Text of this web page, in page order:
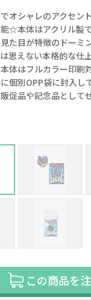
オシャレのアクセン
☆本体はアクリル製
た目が特徴のドーミ
思えない本格的な仕
体はフルカラー印刷
個別OPP袋に封入し
促品や記念品として
この商品を